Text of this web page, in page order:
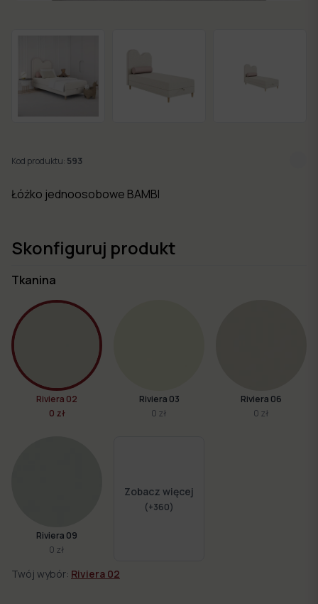
Nowości
Kolekcje
mebli
Kod produktu: 593
Łóżko jednoosobowe BAMBI
Skonfiguruj produkt
Tkanina
Riviera 02
0 zł
Riviera 03
0 zł
Riviera 06
0 zł
Riviera 09
0 zł
Zobacz więcej
(+360)
Twój wybór: Riviera 02